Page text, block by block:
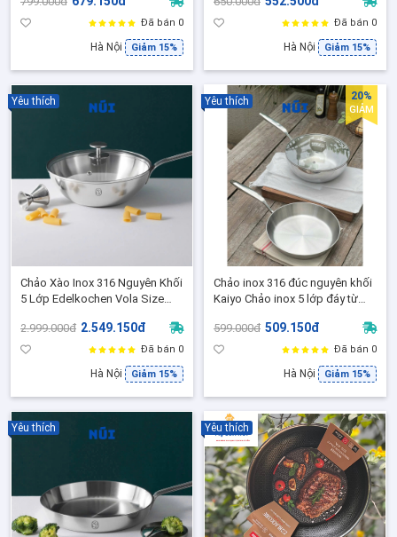
Đã bán 0
Hà Nội Giảm 15%
mọi loại bếp
Đã bán 0
Hà Nội Giảm 15%
Chảo Xào Inox 316 Nguyên Khối
5 Lớp Edelkochen Vola Size
Dùng Mọi Loại Bếp
2.999.000đ 2.549.150đ
Đã bán 0
Hà Nội Giảm 15%
Yêu thích
Chảo inox 316 đúc nguyên khối
Kaiyo Chảo inox 5 lớp đáy từ
Bản
599.000đ 509.150đ
Đã bán 0
Hà Nội Giảm 15%
Yêu thích 20%
GIẢM
Yêu thích Yêu thích